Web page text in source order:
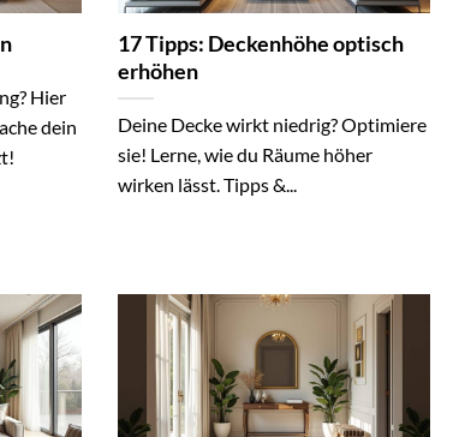
Hier
dein
17 Tipps: Deckenhöhe optisch
erhöhen
Deine Decke wirkt niedrig? Optimiere
sie! Lerne, wie du Räume höher
wirken lässt. Tipps &...